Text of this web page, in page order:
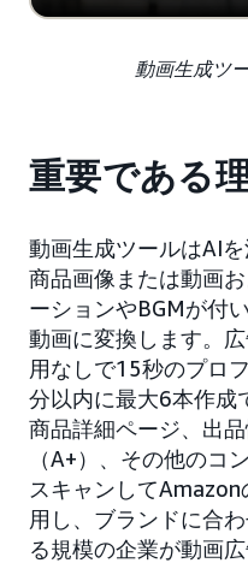
動画生成ツ
重要である
動画生成ツールはAI
商品画像または動画
ーションやBGMが付
動画に変換します。
用なしで15秒のプロ
分以内に最大6本作成
商品詳細ページ、出
（A+）、その他のコ
スキャンして
用し、ブランドに合
る規模の企業が動画